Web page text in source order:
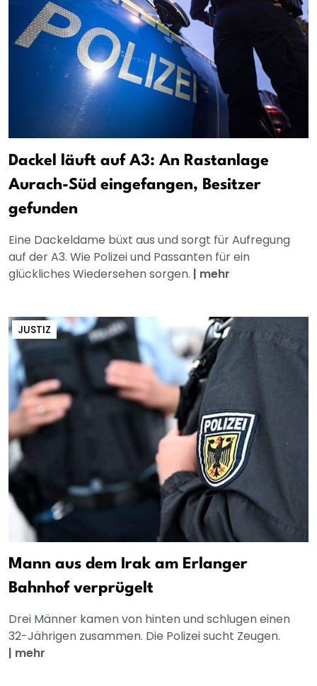
Dackel läuft auf A3: An Rastanlage
Aurach-Süd eingefangen, Besitzer
gefunden
Eine Dackeldame büxt aus und sorgt für Aufregung
auf der A3. Wie Polizei und Passanten für ein
glückliches Wiedersehen sorgen. | mehr
JUSTIZ
Mann aus dem Irak am Erlanger
Bahnhof verprügelt
Drei Männer kamen von hinten und schlugen einen
32-Jährigen zusammen. Die Polizei sucht Zeugen.
| mehr